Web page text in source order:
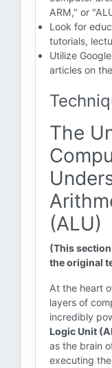
ARM," or
Look for
tutorials,
Utilize
articles on
The
(ALU)
(This
the original
At the heart
layers of
incredibly
Logic Unit
as the brain
executing